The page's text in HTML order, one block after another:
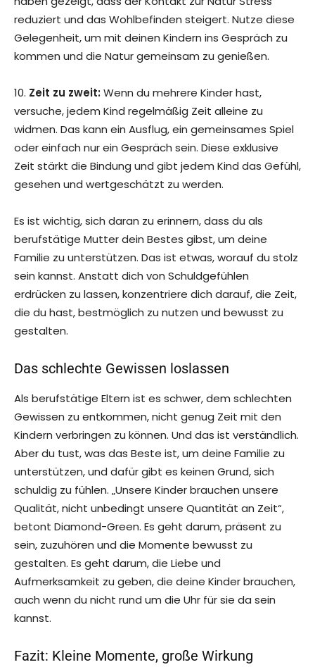
reduziert und das Wohlbefinden steigert. Nutze diese
Gelegenheit, um mit deinen Kindern ins Gespräch zu
kommen und die Natur gemeinsam zu genießen.
10. Zeit zu zweit:Wenn du mehrere Kinder hast,
versuche, jedem Kind regelmäßig Zeit alleine zu
widmen. Das kann ein Ausflug, ein gemeinsames Spiel
oder einfach nur ein Gespräch sein. Diese exklusive
Zeit stärkt die Bindung und gibt jedem Kind das Gefühl,
gesehen und wertgeschätzt zu werden.
Es ist wichtig, sich daran zu erinnern, dass du als
berufstätige Mutter dein Bestes gibst, um deine
Familie zu unterstützen. Das ist etwas, worauf du stolz
sein kannst. Anstatt dich von Schuldgefühlen
erdrücken zu lassen, konzentriere dich darauf, die Zeit,
die du hast, bestmöglich zu nutzen und bewusst zu
gestalten.
Das schlechte Gewissen loslassen
Als berufstätige Eltern ist es schwer, dem schlechten
Gewissen zu entkommen, nicht genug Zeit mit den
Kindern verbringen zu können. Und das ist verständlich.
Aber du tust, was das Beste ist, um deine Familie zu
unterstützen, und dafür gibt es keinen Grund, sich
schuldig zu fühlen. „Unsere Kinder brauchen unsere
Qualität, nicht unbedingt unsere Quantität an Zeit“,
betont Diamond-Green. Es geht darum, präsent zu
sein, zuzuhören und die Momente bewusst zu
gestalten. Es geht darum, die Liebe und
Aufmerksamkeit zu geben, die deine Kinder brauchen,
auch wenn du nicht rund um die Uhr für sie da sein
kannst.
Fazit: Kleine Momente, große Wirkung